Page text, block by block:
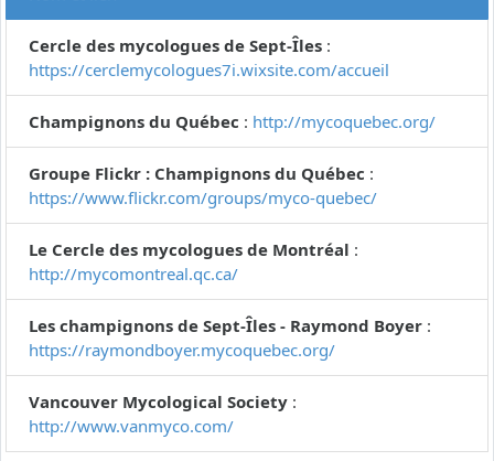
Cercle des mycologues de Sept-Îles :
https://cerclemycologues7i.wixsite.com/accueil
Champignons du Québec : http://mycoquebec.org/
Groupe Flickr : Champignons du Québec :
https://www.flickr.com/groups/myco-quebec/
Le Cercle des mycologues de Montréal :
http://mycomontreal.qc.ca/
Les champignons de Sept-Îles - Raymond Boyer :
https://raymondboyer.mycoquebec.org/
Vancouver Mycological Society :
http://www.vanmyco.com/